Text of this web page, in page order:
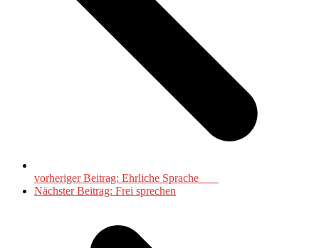
vorheriger Beitrag: Ehrliche Sprache
Nächster Beitrag: Frei sprechen